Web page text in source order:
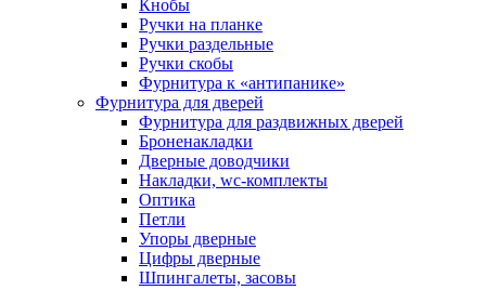
Кнобы
Ручки на планке
Ручки раздельные
Ручки скобы
Фурнитура к «антипанике»
Фурнитура для дверей
Фурнитура для раздвижных дверей
Броненакладки
Дверные доводчики
Накладки, wc-комплекты
Оптика
Петли
Упоры дверные
Цифры дверные
Шпингалеты, засовы